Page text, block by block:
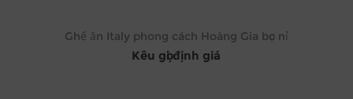
Ghế ăn Italy phong cách Hoàng Gia bọc nỉ
Kêu gọi định giá